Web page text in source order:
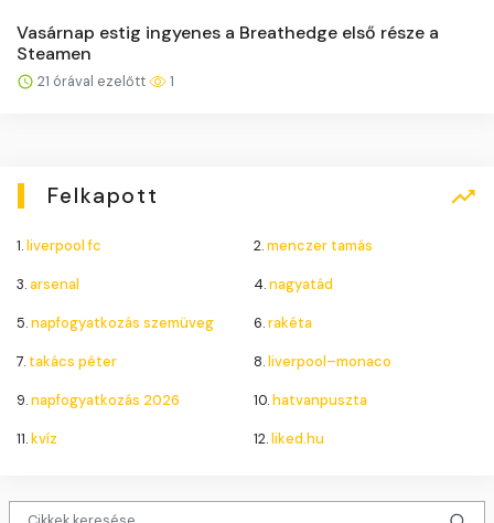
Vasárnap estig ingyenes a Breathedge első része a
Steamen
21 órával ezelőtt 1
Felkapott
1.liverpool fc 2.menczer tamás
3.arsenal 4.nagyatád
5.napfogyatkozás szemüveg 6.rakéta
7. takács péter 8.liverpool–monaco
9.napfogyatkozás 2026 10.hatvanpuszta
11.kvíz 12.liked.hu